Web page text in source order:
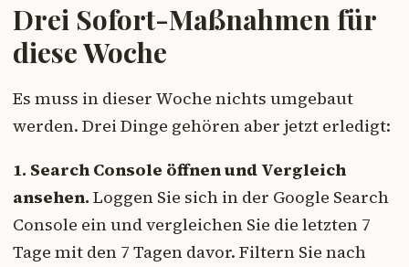
Drei Sofort-Maßnahmen für
diese Woche
Es muss in dieser Woche nichts umgebaut
werden. Drei Dinge gehören aber jetzt erledigt:
1. Search Console öffnen und Vergleich
ansehen. Loggen Sie sich in der Google Search
Console ein und vergleichen Sie die letzten 7
Tage mit den 7 Tagen davor. Filtern Sie nach